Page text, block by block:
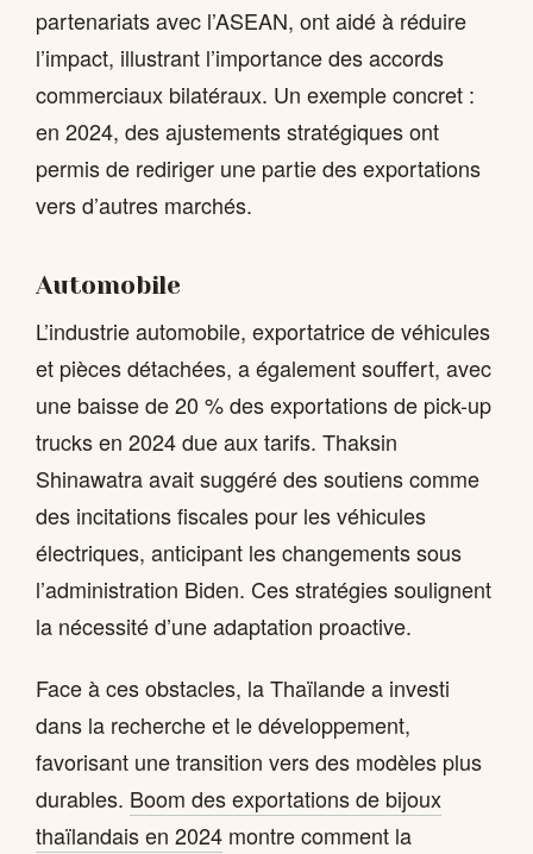
partenariats avec l’ASEAN, ont aidé à réduire
l’impact, illustrant l’importance des accords
commerciaux bilatéraux. Un exemple concret :
en 2024, des ajustements stratégiques ont
permis de rediriger une partie des exportations
vers d’autres marchés.
Automobile
L’industrie automobile, exportatrice de véhicules
et pièces détachées, a également souffert, avec
une baisse de 20 % des exportations de pick-up
trucks en 2024 due aux tarifs. Thaksin
Shinawatra avait suggéré des soutiens comme
des incitations fiscales pour les véhicules
électriques, anticipant les changements sous
l’administration Biden. Ces stratégies soulignent
la nécessité d’une adaptation proactive.
Face à ces obstacles, la Thaïlande a investi
dans la recherche et le développement,
favorisant une transition vers des modèles plus
durables. Boom des exportations de bijoux
thaïlandais en 2024 montre comment la